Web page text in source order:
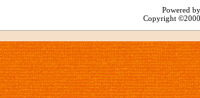
Powered
Copyright